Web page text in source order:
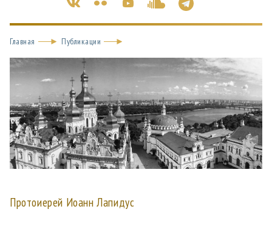
Главная Публикации
Протоиерей Иоанн Лапидус